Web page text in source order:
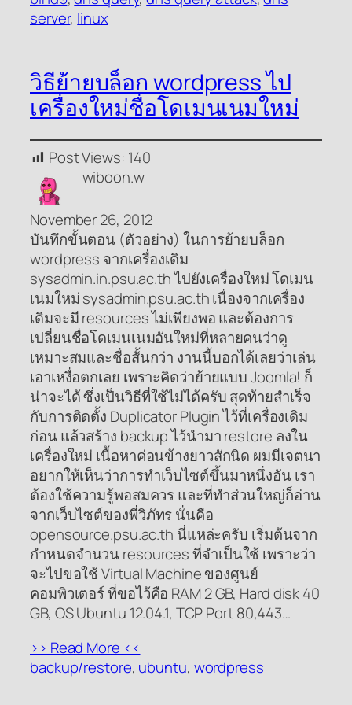
server, linux
วิธีย้ายบล็อก wordpress ไป
เครื่องใหม่ชื่อโดเมนเนมใหม่
Post Views: 140
wiboon.w
November 26, 2012
บันทึกขั้นตอน (ตัวอย่าง) ในการย้ายบล็อก
wordpress จากเครื่องเดิม
sysadmin.in.psu.ac.th ไปยังเครื่องใหม่ โดเมน
เนมใหม่ sysadmin.psu.ac.th เนื่องจากเครื่อง
เดิมจะมี resources ไม่เพียงพอ และต้องการ
เปลี่ยนชื่อโดเมนเนมอันใหม่ที่หลายคนว่าดู
เหมาะสมและชื่อสั้นกว่า งานนี้บอกได้เลยว่าเล่น
เอาเหงื่อตกเลย เพราะคิดว่าย้ายแบบ Joomla! ก็
น่าจะได้ ซึ่งเป็นวิธีที่ใช้ไม่ได้ครับ สุดท้ายสำเร็จ
กับการติดตั้ง Duplicator Plugin ไว้ที่เครื่องเดิม
ก่อน แล้วสร้าง backup ไว้นำมา restore ลงใน
เครื่องใหม่ เนื้อหาค่อนข้างยาวสักนิด ผมมีเจตนา
อยากให้เห็นว่าการทำเว็บไซต์ขึ้นมาหนึ่งอัน เรา
ต้องใช้ความรู้พอสมควร และที่ทำส่วนใหญ่ก็อ่าน
จากเว็บไซต์ของพี่วิภัทร นั่นคือ
opensource.psu.ac.th นี่แหล่ะครับ เริ่มต้นจาก
กำหนดจำนวน resources ที่จำเป็นใช้ เพราะว่า
จะไปขอใช้ Virtual Machine ของศูนย์
คอมพิวเตอร์ ที่ขอไว้คือ RAM 2 GB, Hard disk 40
GB, OS Ubuntu 12.04.1, TCP Port 80,443…
>> Read More <<
backup/restore, ubuntu, wordpress